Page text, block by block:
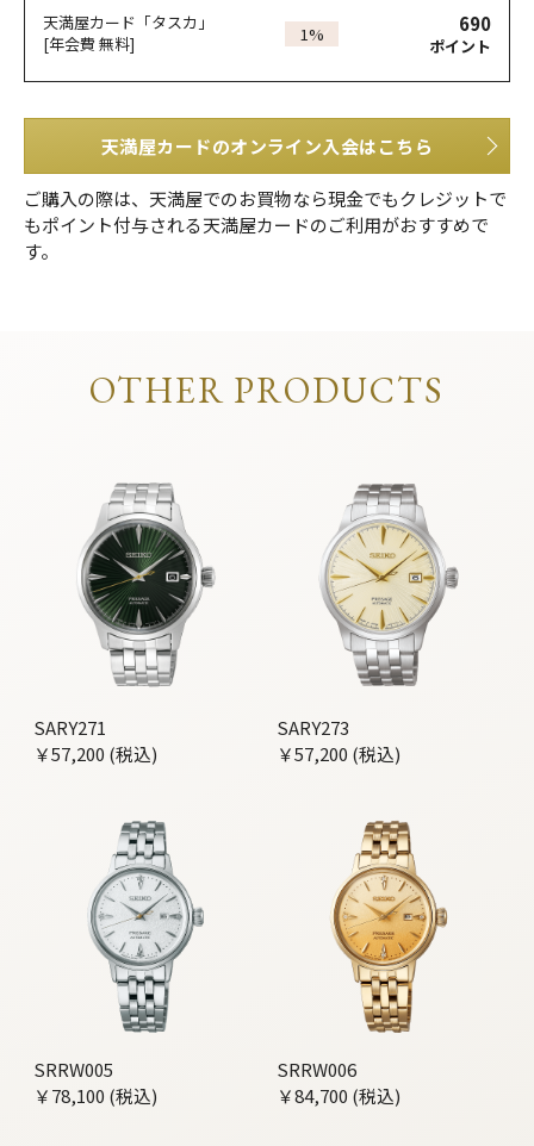
天満屋カード「タスカ」
[年会費 無料]
1% 690
ポイント
天満屋カードのオンライン入会はこちら
ご購入の際は、天満屋でのお買物なら現金でもクレジットで
もポイント付与される天満屋カードのご利用がおすすめで
す。
OTHER PRODUCTS
SARY271
￥57,200 (税込)
SARY273
￥57,200 (税込)
SRRW005
￥78,100 (税込)
SRRW006
￥84,700 (税込)